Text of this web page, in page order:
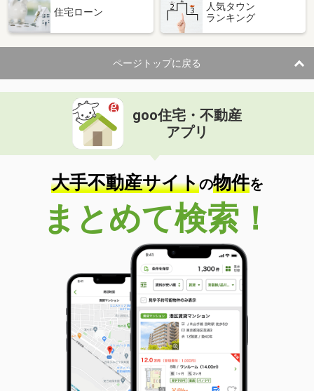
住宅ローン
人気タウン
ランキング
ページトップに戻る
goo住宅・不動産
アプリ
大手不動産サイトの物件を
まとめて検索！